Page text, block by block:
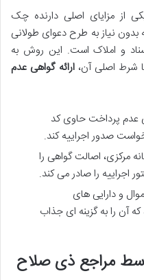
از مزایای اصلی دارنده چک
نیاز به طرح دعوای طولانی
و املاک است. این روش به
شرط اصلی آن،ارائه گواهی عدم
عدم پرداخت حاوی کد
صدور اجراییه کند.
مرکزی، اصالت گواهی را
اجراییه را صادر می کند.
و دارایی های
آن را به گزینه ای جذاب
مراجع ذی صلاح